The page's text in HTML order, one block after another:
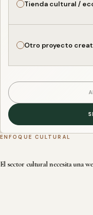
Tienda cultural /
Otro proyecto
ENFOQUE CULTURAL
El sector cultural necesita una